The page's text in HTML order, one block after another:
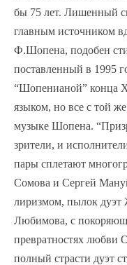
бы 75 лет. Лишенный
главным источником
Ф.Шопена, подобен
поставленный в 1995
“Шопенианой” конца
языком, но все с той
музыке Шопена.
зрители, и
пары сплетают
Сомова и Сергей
лиризмом, пылок
Любимова, с
превратностях
полный страсти дуэт